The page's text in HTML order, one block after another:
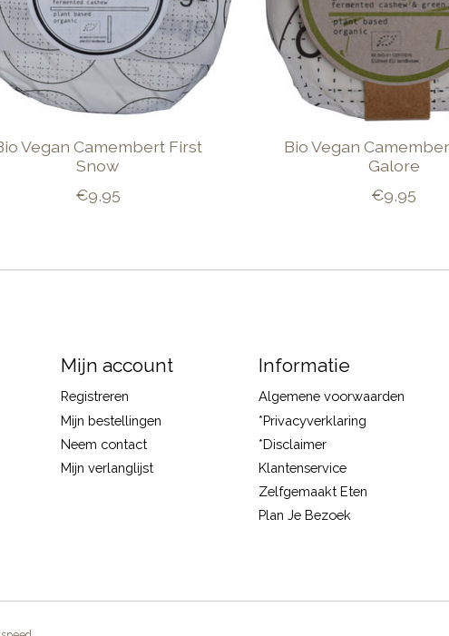
Vegan Camembert First
Snow
€9,95
Bio Vegan
Galore
€9,95
Mijn account
Registreren
Mijn bestellingen
Neem contact
Mijn verlanglijst
Informatie
Algemene voorwaarden
*Privacyverklaring
*Disclaimer
Klantenservice
Zelfgemaakt Eten
Plan Je Bezoek